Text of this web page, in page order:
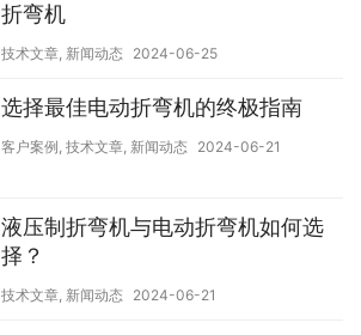
折弯机
技术文章, 新闻动态 2024-06-25
选择最佳电动折弯机的终极指南
客户案例, 技术文章, 新闻动态 2024-06-21
液压制折弯机与电动折弯机如何选
择？
技术文章, 新闻动态 2024-06-21